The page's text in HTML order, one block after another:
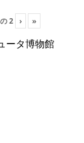
の2 › »
ータ博物館